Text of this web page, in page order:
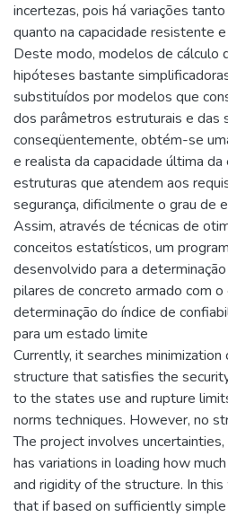
incertezas, pois há variações
quanto na capacidade resistente
Deste modo, modelos de cálculo
hipóteses bastante
substituídos por modelos que
dos parâmetros estruturais e das
conseqüentemente, obtém-se
e realista da capacidade última
estruturas que atendem aos
segurança, dificilmente o grau de
Assim, através de técnicas de
conceitos estatísticos, um
desenvolvido para a
pilares de concreto armado com o
determinação do índice de
para um estado limite
Currently, it searches
structure that satisfies the
to the states use and rupture
norms techniques. However, no
The project involves
has variations in loading how
and rigidity of the structure. In
that if based on sufficiently